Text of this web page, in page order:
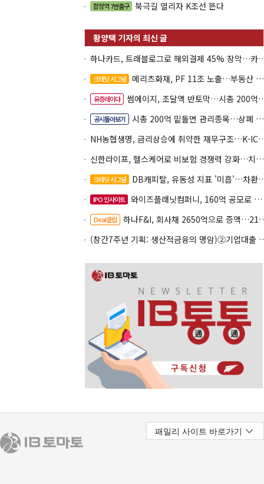
합정역 7번출구 북극길 열리자 K조선 뜬다
하나카드, 트래블로그로 해
크레딧 시그널 메리츠화재, PF 11조 노출…부동산 사업성 저하 우려
유증레이다 썸에이지, 조달액 반토막…시총 200억 못 넘으면 철회
공시톺아보기
시총 200억 밑돌면 관리종목…상폐 피하려면
NH농협생명, 금리상승에 취
신한라이프, 헬스케어로 비보험 경쟁력 강화…치매·간병 공략
크레딧 시그널 DB캐피탈, 유동성 지표 '미흡'…차환 부담 커진다
IPO 인사이트 와이즈플래닛컴퍼니, 160억 공모로 글로벌 확장
Deal클립
하나F&I, 회사채 2650억으로 증액…2150억은 차환
(창간7주년 기획: 생산적